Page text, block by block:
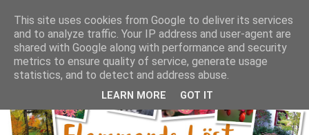
This site uses cookies from Google to deliver its services
and to analyze traffic. Your IP address and user-agent are
shared with Google along with performance and security
metrics to ensure quality of service, generate usage
statistics, and to detect and address abuse.
LEARN MORE GOT IT